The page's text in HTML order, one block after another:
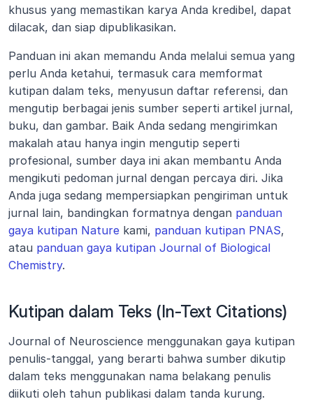
khusus yang memastikan karya Anda kredibel, dapat
dilacak, dan siap dipublikasikan.
Panduan ini akan memandu Anda melalui semua yang
perlu Anda ketahui, termasuk cara memformat
kutipan dalam teks, menyusun daftar referensi, dan
mengutip berbagai jenis sumber seperti artikel jurnal,
buku, dan gambar. Baik Anda sedang mengirimkan
makalah atau hanya ingin mengutip seperti
profesional, sumber daya ini akan membantu Anda
mengikuti pedoman jurnal dengan percaya diri. Jika
Anda juga sedang mempersiapkan pengiriman untuk
jurnal lain, bandingkan formatnya dengan panduan
gaya kutipan Nature kami, panduan kutipan PNAS,
atau panduan gaya kutipan Journal of Biological
Chemistry.
Kutipan dalam Teks (In-Text Citations)
Journal of Neuroscience menggunakan gaya kutipan
penulis-tanggal, yang berarti bahwa sumber dikutip
dalam teks menggunakan nama belakang penulis
diikuti oleh tahun publikasi dalam tanda kurung.